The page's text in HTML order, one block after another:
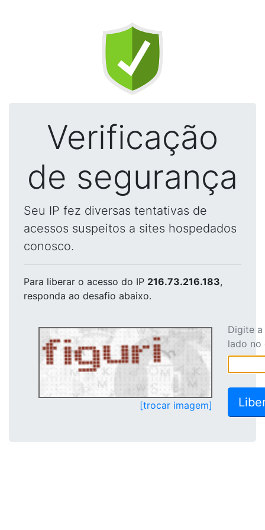
Verificação
de segurança
Seu IP fez diversas tentativas de
acessos suspeitos a sites hospedados
conosco.
Para liberar o acesso do IP 216.73.216.183,
responda ao desafio abaixo.
[trocar imagem]
Digite
lado no